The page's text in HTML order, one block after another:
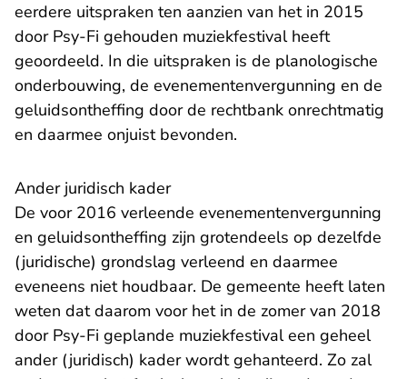
eerdere uitspraken ten aanzien van het in 2015
door Psy-Fi gehouden muziekfestival heeft
geoordeeld. In die uitspraken is de planologische
onderbouwing, de evenementenvergunning en de
geluidsontheffing door de rechtbank onrechtmatig
en daarmee onjuist bevonden.
Ander juridisch kader
De voor 2016 verleende evenementenvergunning
en geluidsontheffing zijn grotendeels op dezelfde
(juridische) grondslag verleend en daarmee
eveneens niet houdbaar. De gemeente heeft laten
weten dat daarom voor het in de zomer van 2018
door Psy-Fi geplande muziekfestival een geheel
ander (juridisch) kader wordt gehanteerd. Zo zal